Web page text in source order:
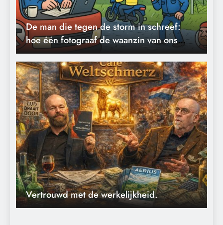
De man die tegen de storm in schreef:
hoe één fotograaf de waanzin van ons
tijdperk vastlegde.
Vertrouwd met de werkelijkheid.